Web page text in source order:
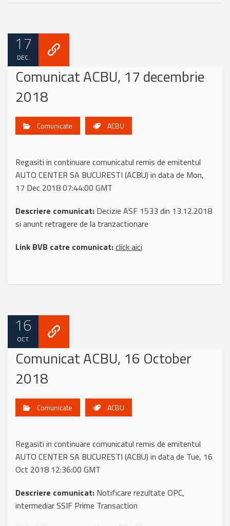
17
DEC.
Comunicat ACBU, 17 decembrie
2018
Comunicate ACBU
Regasiti in continuare comunicatul remis de emitentul
AUTO CENTER SA BUCURESTI (ACBU) in data de Mon,
17 Dec 2018 07:44:00 GMT
Descriere comunicat: Decizie ASF 1533 din 13.12.2018
si anunt retragere de la tranzactionare
Link BVB catre comunicat:click aici
16
OCT.
Comunicat ACBU, 16 October
2018
Comunicate ACBU
Regasiti in continuare comunicatul remis de emitentul
AUTO CENTER SA BUCURESTI (ACBU) in data de Tue, 16
Oct 2018 12:36:00 GMT
Descriere comunicat: Notificare rezultate OPC,
intermediar SSIF Prime Transaction